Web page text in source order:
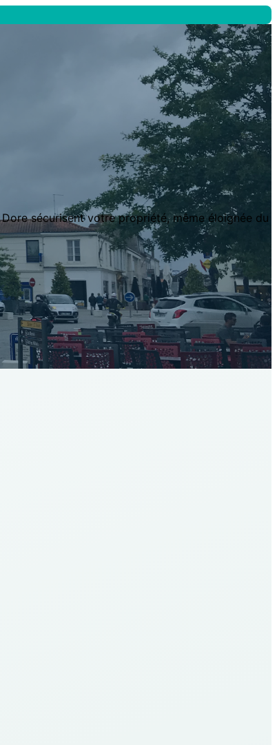
sécurisent votre propriété, même éloignée du